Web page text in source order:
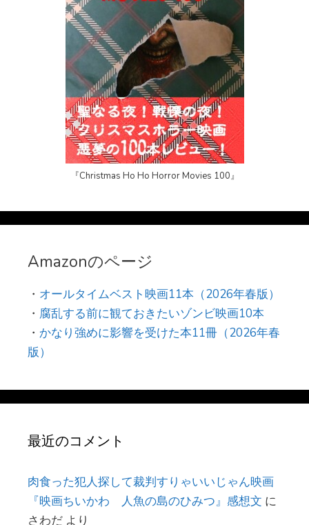
『Christmas Ho Ho Horror Movies 100』
Amazonのページ
・ オールタイムベスト映画11本（2026年春版）
・ 腐乱する前に観ておきたいゾンビ映画10本
・ かなり強めに影響を受けた本11冊（2026年春
版）
最近のコメント
肉食った犯人探して裁判すりゃいいじゃん映画
『映画ちいかわ 人魚の島のひみつ』感想文 に
さわだ より